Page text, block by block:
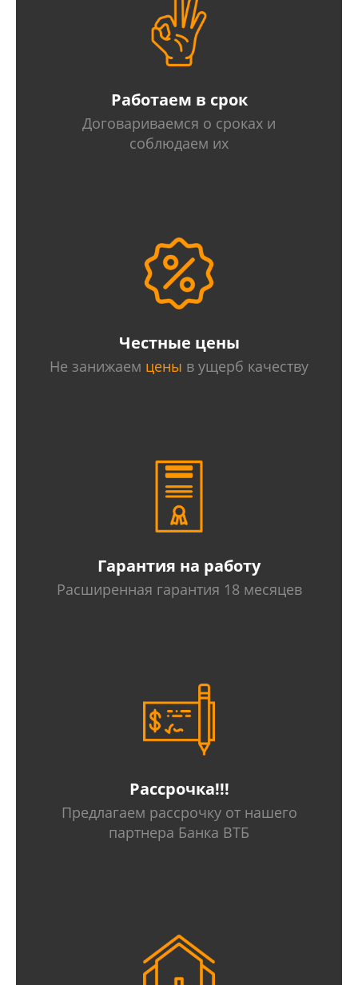
Работаем в срок
Договариваемся о сроках и
соблюдаем их
Честные цены
Не занижаем цены в ущерб качеству
Гарантия на работу
Расширенная гарантия 18 месяцев
Рассрочка!!!
Предлагаем рассрочку от нашего
партнера Банка ВТБ